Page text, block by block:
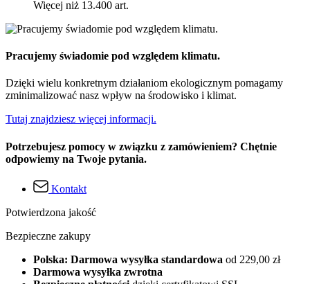
Więcej niż 13.400 art.
Pracujemy świadomie pod względem klimatu.
Dzięki wielu konkretnym działaniom ekologicznym pomagamy
zminimalizować nasz wpływ na środowisko i klimat.
Tutaj znajdziesz więcej informacji.
Potrzebujesz pomocy w związku z zamówieniem? Chętnie
odpowiemy na Twoje pytania.
Kontakt
Potwierdzona jakość
Bezpieczne zakupy
Polska: Darmowa wysyłka standardowa od 229,00 zł
Darmowa wysyłka zwrotna